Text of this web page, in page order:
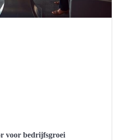
voor bedrijfsgroei